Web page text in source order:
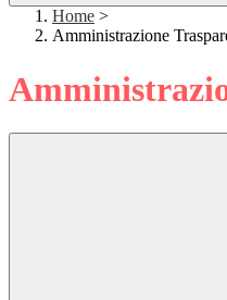
Home >
Amministrazione